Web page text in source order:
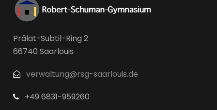
Prälat-Subtil-Ring 2
66740 Saarlouis
verwaltung@rsg-saarlouis.de
+49 6831-959260